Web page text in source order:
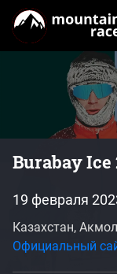
Burabay Ice
19 февраля
Казахстан,
Официальный